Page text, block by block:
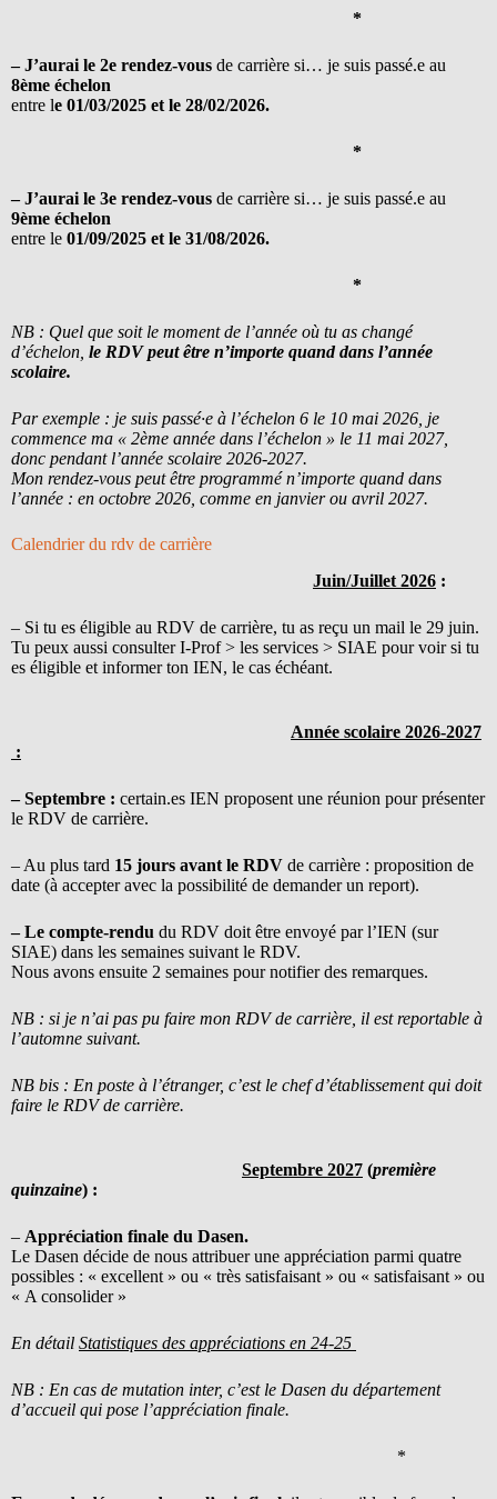
*
– J’aurai le 2e rendez-vous de carrière si… je suis passé.e au
8ème échelon
entre le 01/03/2025 et le 28/02/2026.
*
– J’aurai le 3e rendez-vous de carrière si… je suis passé.e au
9ème échelon
entre le 01/09/2025 et le 31/08/2026.
*
NB : Quel que soit le moment de l’année où tu as changé
d’échelon, le RDV peut être n’importe quand dans l’année
scolaire.
Par exemple : je suis passé·e à l’échelon 6 le 10 mai 2026, je
commence ma « 2ème année dans l’échelon » le 11 mai 2027,
donc pendant l’année scolaire 2026-2027.
Mon rendez-vous peut être programmé n’importe quand dans
l’année : en octobre 2026, comme en janvier ou avril 2027.
Calendrier du rdv de carrière
Juin/Juillet 2026 :
– Si tu es éligible au RDV de carrière, tu as reçu un mail le 29 juin.
Tu peux aussi consulter I-Prof > les services > SIAE pour voir si tu
es éligible et informer ton IEN, le cas échéant.
Année scolaire 2026-2027
:
– Septembre : certain.es IEN proposent une réunion pour présenter
le RDV de carrière.
– Au plus tard 15 jours avant le RDV de carrière : proposition de
date (à accepter avec la possibilité de demander un report).
– Le compte-rendu du RDV doit être envoyé par l’IEN (sur
SIAE) dans les semaines suivant le RDV.
Nous avons ensuite 2 semaines pour notifier des remarques.
NB : si je n’ai pas pu faire mon RDV de carrière, il est reportable à
l’automne suivant.
NB bis : En poste à l’étranger, c’est le chef d’établissement qui doit
faire le RDV de carrière.
Septembre 2027 (première
quinzaine) :
– Appréciation finale du Dasen.
Le Dasen décide de nous attribuer une appréciation parmi quatre
possibles : « excellent » ou « très satisfaisant » ou « satisfaisant » ou
« A consolider »
En détail Statistiques des appréciations en 24-25
NB : En cas de mutation inter, c’est le Dasen du département
d’accueil qui pose l’appréciation finale.
*